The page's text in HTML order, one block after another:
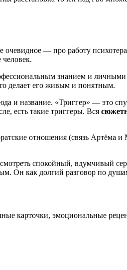
очевидное — про работу
знанием и
делает его живым и понятным.
и название. «Триггер» — это
есть такие триггеры. Вся
отношения (связь
спокойный, вдумчивый
Он как долгий разговор по
карточки, эмоциональные